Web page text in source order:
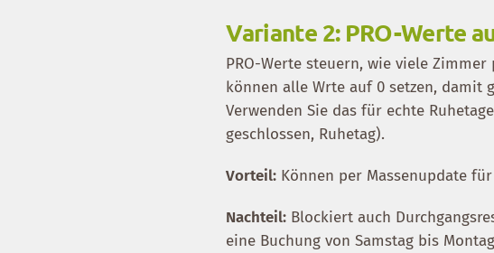
Variante 2: PRO-Werte
PRO-Werte steuern, wie viele
können alle Wrte auf 0 setzen, damit
Verwenden Sie das für echte
geschlossen, Ruhetag).
Vorteil: Können per Massenupdate
Nachteil: Blockiert auch
eine Buchung von Samstag bis